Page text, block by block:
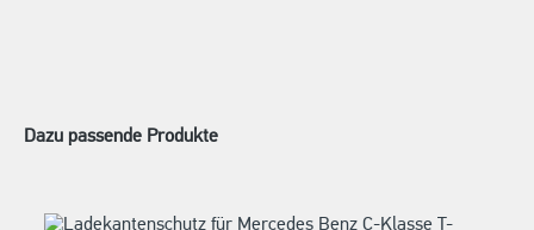
Dazu passende Produkte